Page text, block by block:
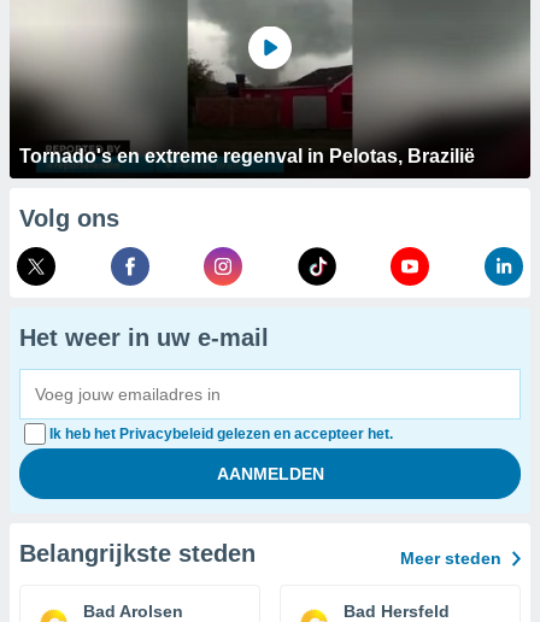
Tornado's en extreme regenval in Pelotas, Brazilië
Volg ons
Het weer in uw e-mail
Ik heb het Privacybeleid gelezen en accepteer het.
Belangrijkste steden Meer steden
Bad Arolsen Bad Hersfeld